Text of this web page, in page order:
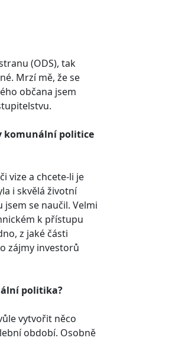
(ODS), tak
Mrzí mě, že se
občana jsem
komunální politice
vize a chcete-­li je
i skvělá životní
se naučil. Velmi
k přístupu
z jaké části
zájmy investorů
politika?
vytvořit něco
období. Osobně